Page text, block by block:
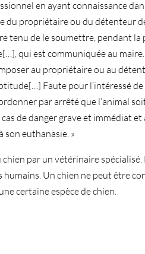
en ayant connaissance dans
du propriétaire ou du détenteur
tenu de le soumettre, pendant la
qui est communiquée au
au propriétaire ou au
Faute pour l’intéressé de
par arrêté que l’animal
de danger grave et immédiat et
son euthanasie. »
par un vétérinaire
Un chien ne peut être
certaine espèce de chien.